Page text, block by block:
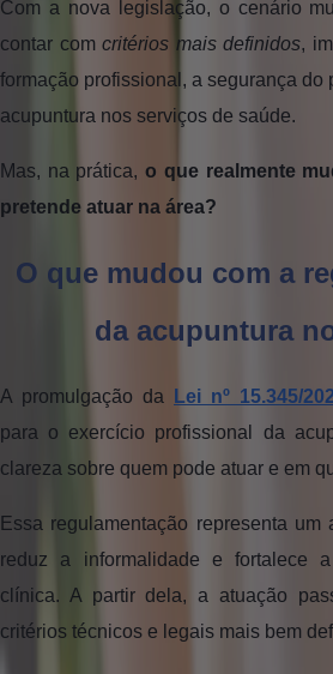
Com a nova legislação, o cenário
contar comcritérios mais definidos,
formação profissional, a segurança do
acupuntura nos serviços de saúde.
Mas, na prática,o que realmente
pretende atuar na área?
O que mudou com a
da acupuntura
A promulgação da Lei nº 15.345/
para o exercício profissional da
clareza sobre quem pode atuar e em
Essa regulamentação representa um
reduz a informalidade e fortalece a
clínica. A partir dela, a atuação
critérios técnicos e legais mais bem